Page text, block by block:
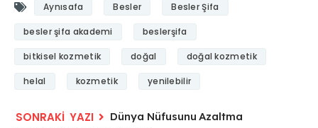
Aynısafa Besler Besler Şifa
besler şifa akademi beslerşifa
bitkisel kozmetik doğal doğal kozmetik
helal kozmetik yenilebilir
Dünya Nüfusunu Azaltma